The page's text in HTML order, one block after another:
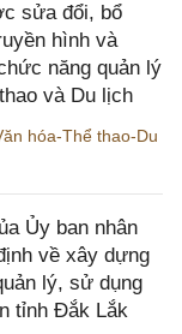
sửa đổi, bổ
hình và
năng quản lý
và Du lịch
hóa-Thể thao-Du
Ủy ban nhân
về xây dựng
lý, sử dụng
tỉnh Đắk Lắk